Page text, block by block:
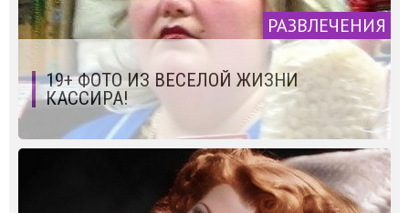
РАЗВЛЕЧЕНИЯ
19+ ФОТО ИЗ ВЕСЕЛОЙ ЖИЗНИ
КАССИРА!